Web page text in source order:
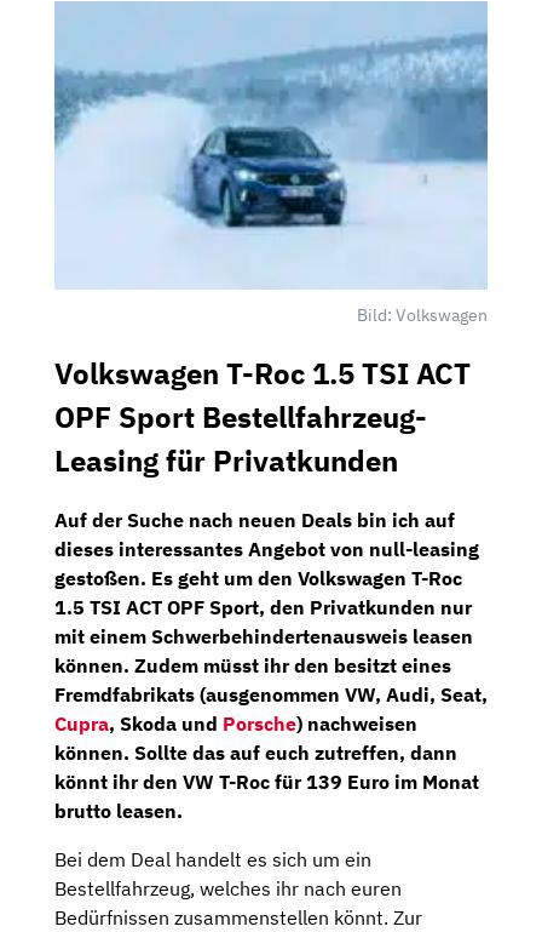
Bild: Volkswagen
Volkswagen T-Roc 1.5 TSI ACT
OPF Sport Bestellfahrzeug-
Leasing für Privatkunden
Auf der Suche nach neuen Deals bin ich auf
dieses interessantes Angebot von null-leasing
gestoßen. Es geht um den Volkswagen T-Roc
1.5 TSI ACT OPF Sport, den Privatkunden nur
mit einem Schwerbehindertenausweis leasen
können. Zudem müsst ihr den besitzt eines
Fremdfabrikats (ausgenommen VW, Audi, Seat,
Cupra, Skoda und Porsche) nachweisen
können. Sollte das auf euch zutreffen, dann
könnt ihr den VW T-Roc für139 Euro im Monat
brutto leasen.
Bei dem Deal handelt es sich um ein
Bestellfahrzeug, welches ihr nach euren
Bedürfnissen zusammenstellen könnt. Zur